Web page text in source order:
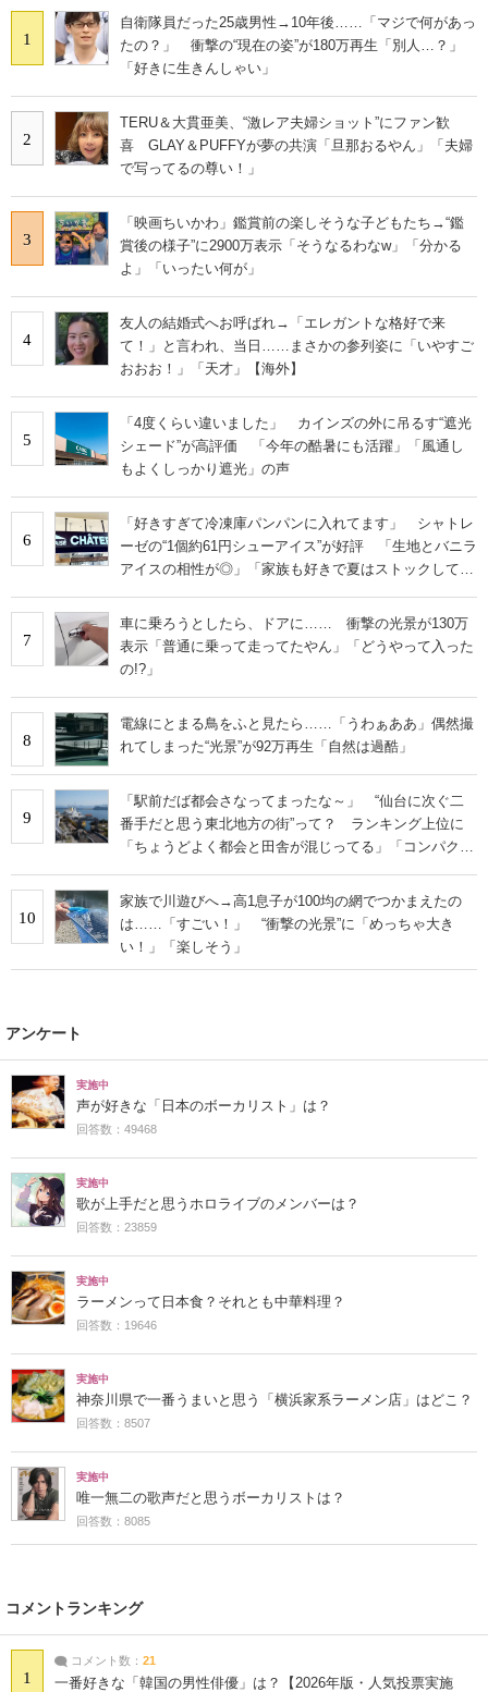
1
自衛隊員だった25歳男性→10年後……「マジで何があっ
たの？」 衝撃の“現在の姿”が180万再生「別人…？」
「好きに生きんしゃい」
2
TERU＆大貫亜美、“激レア夫婦ショット”にファン歓
喜 GLAY＆PUFFYが夢の共演「旦那おるやん」「夫婦
で写ってるの尊い！」
3
「映画ちいかわ」鑑賞前の楽しそうな子どもたち→“鑑
賞後の様子”に2900万表示「そうなるわなw」「分かる
よ」「いったい何が」
4
友人の結婚式へお呼ばれ→「エレガントな格好で来
て！」と言われ、当日……まさかの参列姿に「いやすご
おおお！」「天才」【海外】
5
「4度くらい違いました」 カインズの外に吊るす“遮光
シェード”が高評価 「今年の酷暑にも活躍」「風通し
もよくしっかり遮光」の声
6
「好きすぎて冷凍庫パンパンに入れてます」 シャトレ
ーゼの“1個約61円シューアイス”が好評 「生地とバニラ
アイスの相性が◎」「家族も好きで夏はストックして
7
車に乗ろうとしたら、ドアに…… 衝撃の光景が130万
表示「普通に乗って走ってたやん」「どうやって入った
の!?」
8
電線にとまる鳥をふと見たら……「うわぁああ」偶然撮
れてしまった“光景”が92万再生「自然は過酷」
9
「駅前だば都会さなってまったな～」 “仙台に次ぐ二
番手だと思う東北地方の街”って？ ランキング上位に
「ちょうどよく都会と田舎が混じってる」「コンパクト
10
家族で川遊びへ→高1息子が100均の網でつかまえたの
は……「すごい！」 “衝撃の光景”に「めっちゃ大き
い！」「楽しそう」
アンケート
実施中
声が好きな「日本のボーカリスト」は？
回答数：49468
実施中
歌が上手だと思うホロライブのメンバーは？
回答数：23859
実施中
ラーメンって日本食？それとも中華料理？
回答数：19646
実施中
神奈川県で一番うまいと思う「横浜家系ラーメン店」はどこ？
回答数：8507
実施中
唯一無二の歌声だと思うボーカリストは？
回答数：8085
コメントランキング
1
コメント数： 21
一番好きな「韓国の男性俳優」は？【2026年版・人気投票実施